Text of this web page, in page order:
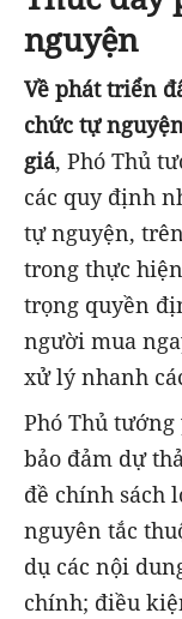
nguyện
Về phát triển
chức tự
giá, Phó Thủ
các quy định
tự nguyện,
trong thực
trọng quyền
người mua
xử lý nhanh
Phó Thủ tướng
bảo đảm dự
đề chính sách
nguyên tắc
dụ các nội
chính; điều